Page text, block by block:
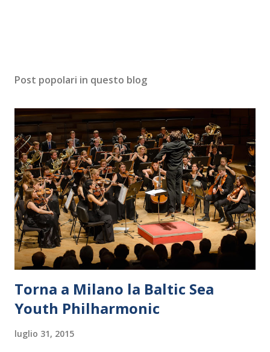
Post popolari in questo blog
Torna a Milano la Baltic Sea
Youth Philharmonic
luglio 31, 2015